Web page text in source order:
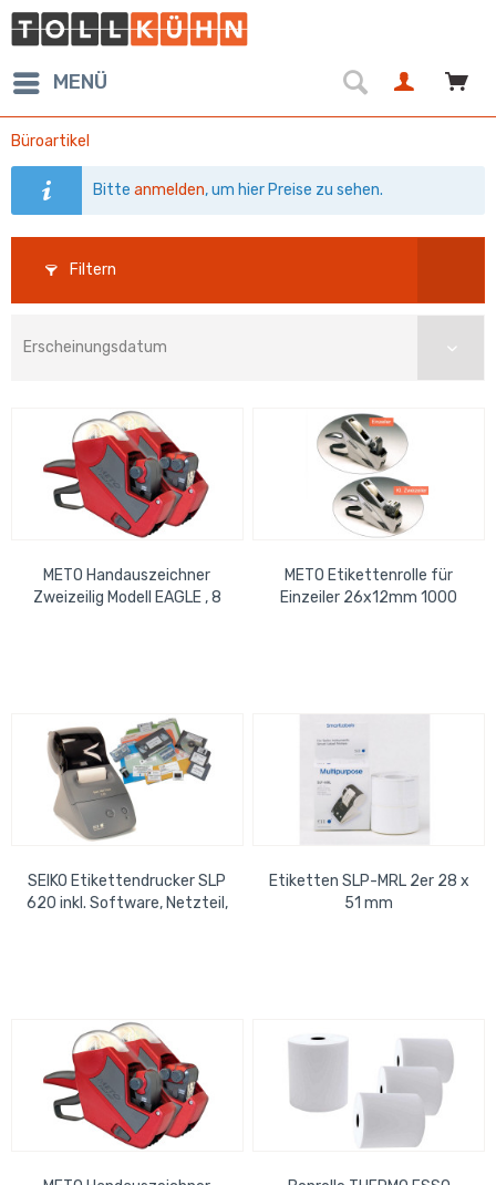
MENÜ
Büroartikel
Bitteanmelden, um hier Preise zu sehen.
Filtern
METO Handauszeichner
Zweizeilig Modell EAGLE , 8
METO Etikettenrolle für
Einzeiler 26x12mm 1000
SEIKO Etikettendrucker SLP
620 inkl. Software, Netzteil,
Etiketten SLP-MRL 2er 28 x
51 mm